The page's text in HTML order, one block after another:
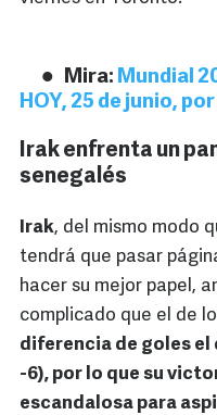
Mira: Mundial
HOY, 25 de junio,
Irak enfrenta un
senegalés
Irak, del mismo modo
tendrá que pasar
hacer su mejor papel,
complicado que el de
diferencia de goles el
-6), por lo que su
escandalosa para